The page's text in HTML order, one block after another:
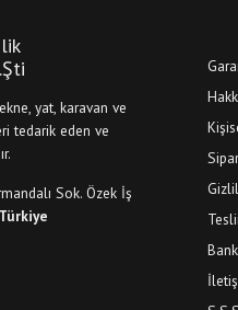
yat, karavan ve
tedarik eden ve
Sok. Özek İş